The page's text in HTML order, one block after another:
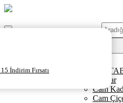
Mobil
Ara
İndirim Fırsatı
KANVAS
Cam Tablolar
Cam
Cam